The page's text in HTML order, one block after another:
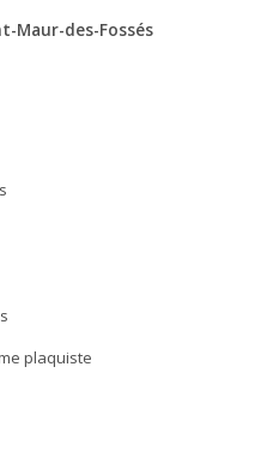
Maur-des-Fossés
plaquiste